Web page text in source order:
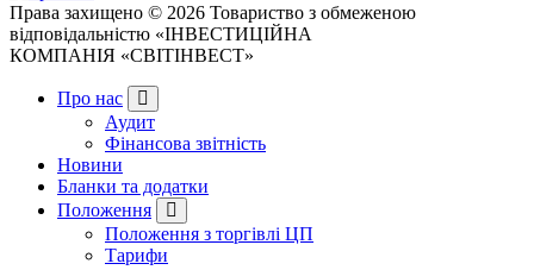
Права захищено © 2026 Товариство з обмеженою
відповідальністю «ІНВЕСТИЦІЙНА
КОМПАНІЯ «СВІТІНВЕСТ»
Про нас
Аудит
Фінансова звітність
Новини
Бланки та додатки
Положення
Положення з торгівлі ЦП
Тарифи